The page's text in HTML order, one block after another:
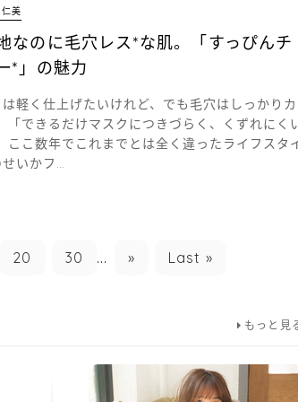
美
なのに毛穴レス*な肌。「すっぴんチ
*」の魅力
は軽く仕上げたいけれど、でも毛穴はしっかりカ
「できるだけマスクにつきづらく、くずれにく
ここ数年でこれまでとは全く違ったライフスタ
いかフ…
20 30 ... » Last »
もっと見